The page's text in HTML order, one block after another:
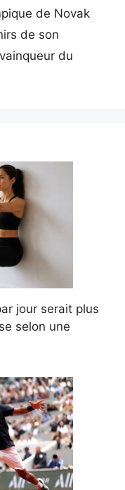
de Novak
de son
du
jour serait plus
selon une